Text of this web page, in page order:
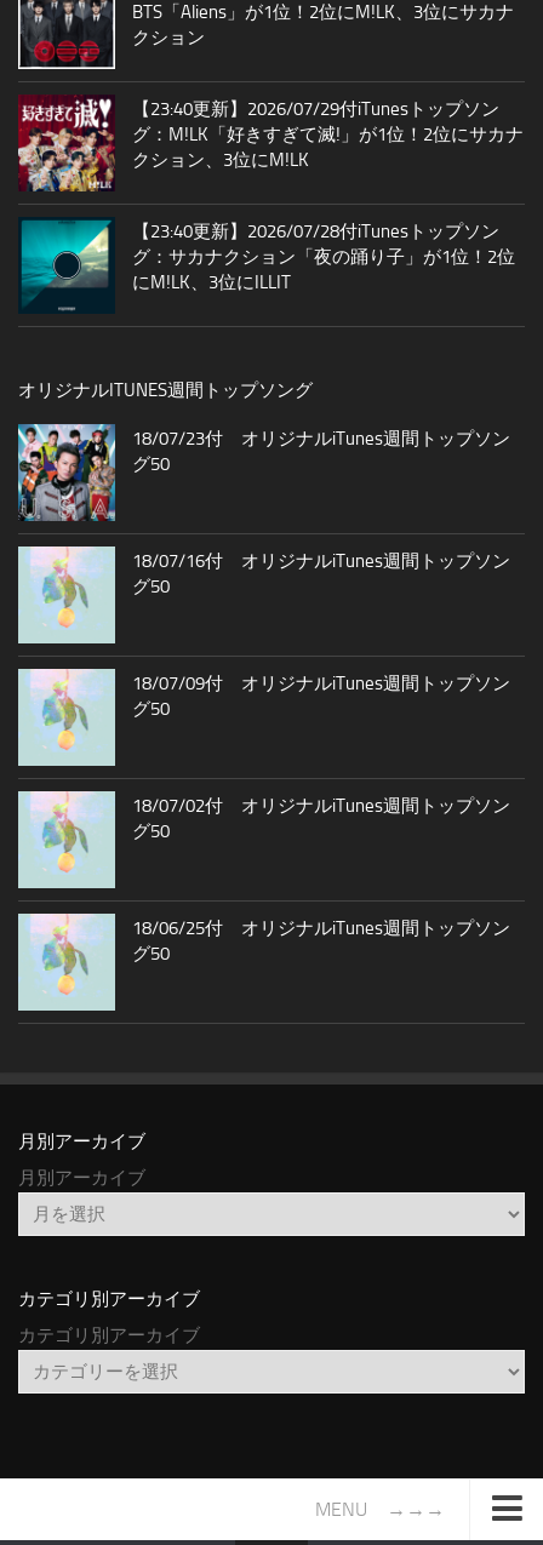
BTS「Aliens」が1位！2位にM!LK、3位にサカナ
クション
【23:40更新】2026/07/29付iTunesトップソン
グ：M!LK「好きすぎて滅!」が1位！2位にサカナ
クション、3位にM!LK
【23:40更新】2026/07/28付iTunesトップソン
グ：サカナクション「夜の踊り子」が1位！2位
にM!LK、3位にILLIT
オリジナルITUNES週間トップソング
18/07/23付 オリジナルiTunes週間トップソン
グ50
18/07/16付 オリジナルiTunes週間トップソン
グ50
18/07/09付 オリジナルiTunes週間トップソン
グ50
18/07/02付 オリジナルiTunes週間トップソン
グ50
18/06/25付 オリジナルiTunes週間トップソン
グ50
月別アーカイブ
月別アーカイブ
カテゴリ別アーカイブ
カテゴリ別アーカイブ
MENU →→→